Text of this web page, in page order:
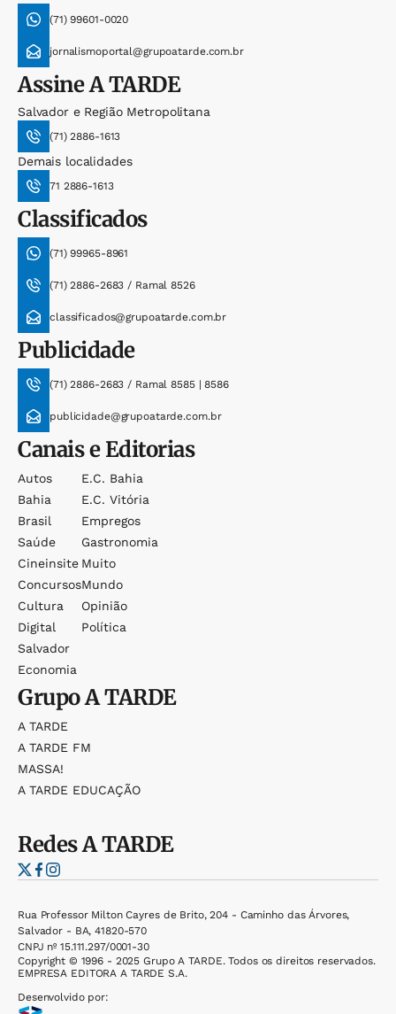
(71) 99601-0020
jornalismoportal@grupoatarde.com.br
AssineA TARDE
Salvador e Região Metropolitana
(71) 2886-1613
Demais localidades
71 2886-1613
Classificados
(71) 99965-8961
(71) 2886-2683 / Ramal 8526
classificados@grupoatarde.com.br
Publicidade
(71) 2886-2683 / Ramal 8585 | 8586
publicidade@grupoatarde.com.br
Canais e Editorias
Autos
Bahia
Brasil
Saúde
Cineinsite
Concursos
Cultura
Digital
Salvador
Economia
E.c. Bahia
E.c. Vitória
Empregos
Gastronomia
Muito
Mundo
Opinião
Política
GrupoA TARDE
A TARDE
A TARDE FM
MASSA!
A TARDE EDUCAÇÃO
RedesA TARDE
Rua Professor Milton Cayres de Brito, 204 - Caminho das Árvores,
Salvador - BA, 41820-570
CNPJ nº 15.111.297/0001-30
Copyright © 1996 - 2025 Grupo A TARDE. Todos os direitos reservados.
EMPRESA EDITORA A TARDE S.A.
Desenvolvido por: